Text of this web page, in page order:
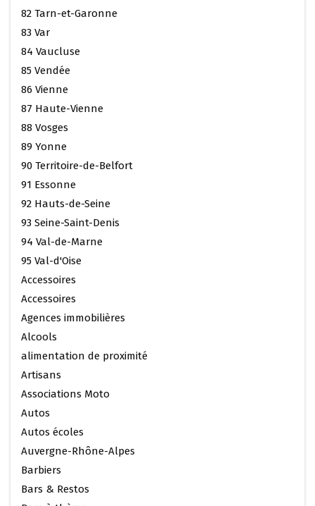
82 Tarn-et-Garonne
83 Var
84 Vaucluse
85 Vendée
86 Vienne
87 Haute-Vienne
88 Vosges
89 Yonne
90 Territoire-de-Belfort
91 Essonne
92 Hauts-de-Seine
93 Seine-Saint-Denis
94 Val-de-Marne
95 Val-d'Oise
Accessoires
Accessoires
Agences immobilières
Alcools
alimentation de proximité
Artisans
Associations Moto
Autos
Autos écoles
Auvergne-Rhône-Alpes
Barbiers
Bars & Restos